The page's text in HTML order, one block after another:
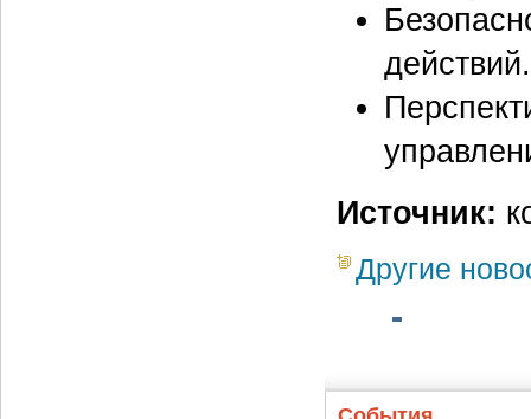
действий.
Источник:
Другие